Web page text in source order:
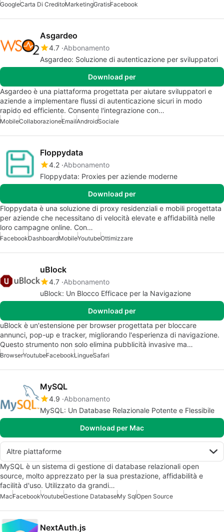
GoogleCarta Di CreditoMarketingGratisFacebook
Asgardeo
4.7 Abbonamento
Asgardeo: Soluzione di autenticazione per sviluppatori
Download per
Asgardeo è una piattaforma progettata per aiutare sviluppatori e
aziende a implementare flussi di autenticazione sicuri in modo
rapido ed efficiente. Consente l'integrazione con…
MobileCollaborazioneEmailAndroidSociale
Floppydata
4.2 Abbonamento
Floppydata: Proxies per aziende moderne
Download per
Floppydata è una soluzione di proxy residenziali e mobili progettata
per aziende che necessitano di velocità elevate e affidabilità nelle
loro campagne online. Con…
FacebookDashboardMobileYoutubeOttimizzare
uBlock
4.7 Abbonamento
uBlock: Un Blocco Efficace per la Navigazione
Download per
uBlock è un'estensione per browser progettata per bloccare
annunci, pop-up e tracker, migliorando l'esperienza di navigazione.
Questo strumento non solo elimina pubblicità invasive ma…
BrowserYoutubeFacebookLingueSafari
MySQL
4.9 Abbonamento
MySQL: Un Database Relazionale Potente e Flessibile
Download per Mac
Altre piattaforme
MySQL è un sistema di gestione di database relazionali open
source, molto apprezzato per la sua prestazione, affidabilità e
facilità d'uso. Utilizzato da grandi…
MacFacebookYoutubeGestione DatabaseMy SqlOpen Source
NextAuth.js